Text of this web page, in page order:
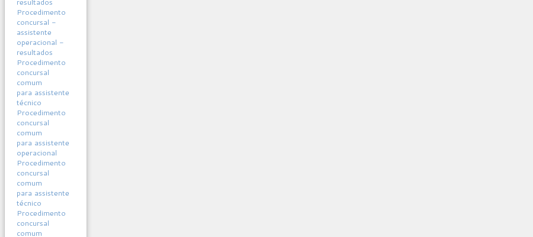
Procedimento
concursal -
assistente
operacional -
resultados
Procedimento
concursal
comum
para assistente
técnico
Procedimento
concursal
comum
para assistente
operacional
Procedimento
concursal
comum
para assistente
técnico
Procedimento
concursal
comum